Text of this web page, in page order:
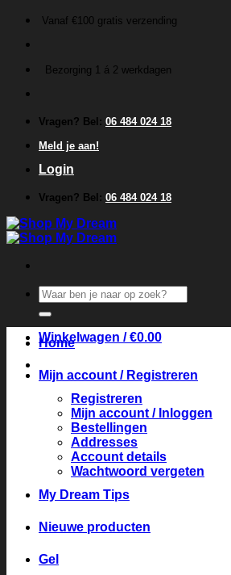
inhoud
Vanaf €100 gratis verzending
Bezorging 1 á 2 werkdagen
Vragen? Bel: 06 484 024 18
Meld je aan!
Login
Vragen? Bel: 06 484 024 18
Zoeken
naar:
Winkelwagen /€0.00
Home
Mijn account / Registreren
Registreren
Mijn account / Inloggen
Bestellingen
Addresses
Account details
Wachtwoord vergeten
My Dream Tips
Nieuwe producten
Gel